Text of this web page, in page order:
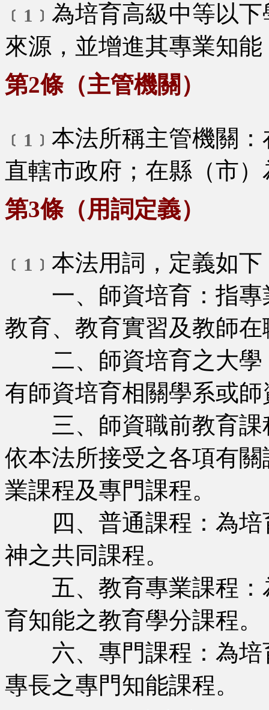
﹝1﹞ 為培育高級中等以
來源，並增進其專業知
第2條（主管機關）
﹝1﹞ 本法所稱主管機關
直轄市政府；在縣（市
第3條（用詞定義）
﹝1﹞ 本法用詞，定義如下
一、師資培育：指專
教育、教育實習及教師
二、師資培育之大學
有師資培育相關學系或
三、師資職前教育課
依本法所接受之各項有
業課程及專門課程。
四、普通課程：為培
神之共同課程。
五、教育專業課程：
育知能之教育學分課程。
六、專門課程：為培
專長之專門知能課程。